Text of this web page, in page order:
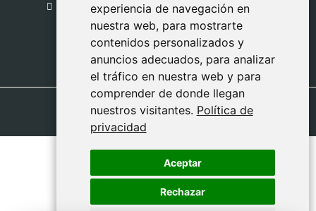
experiencia de navegación en
nuestra web, para mostrarte
contenidos personalizados y
anuncios adecuados, para analizar
el tráfico en nuestra web y para
comprender de donde llegan
nuestros visitantes. Política de
privacidad
Aceptar
Rechazar
experiencia de navegación en
nuestra web, para mostrarte
contenidos personalizados y
anuncios adecuados, para analizar
el tráfico en nuestra web y para
comprender de donde llegan
nuestros visitantes. Política de
privacidad
Aceptar
Rechazar
Lunes a Viernes
09:00 - 13:00